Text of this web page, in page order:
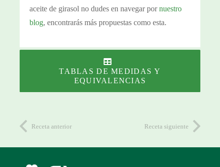
aceite de girasol no dudes en navegar pornuestro
blog, encontrarás más propuestas como esta.
TABLAS DE MEDIDAS Y
EQUIVALENCIAS
Receta anterior Receta siguiente